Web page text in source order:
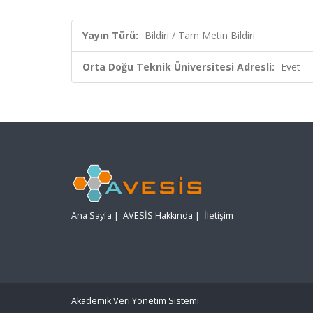
Yayın Türü: Bildiri / Tam Metin Bildiri
Orta Doğu Teknik Üniversitesi Adresli: Evet
Ana Sayfa | AVESİS Hakkında | İletişim
Akademik Veri Yönetim Sistemi